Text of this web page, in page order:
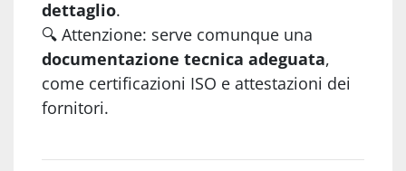
dettaglio.
🔍 Attenzione: serve comunque una
documentazione tecnica adeguata,
come certificazioni ISO e attestazioni dei
fornitori.